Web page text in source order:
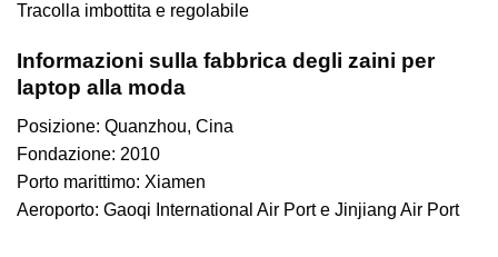
Tracolla imbottita e regolabile
Informazioni sulla fabbrica degli zaini per
laptop alla moda
Posizione: Quanzhou, Cina
Fondazione: 2010
Porto marittimo: Xiamen
Aeroporto: Gaoqi International Air Port e Jinjiang Air Port